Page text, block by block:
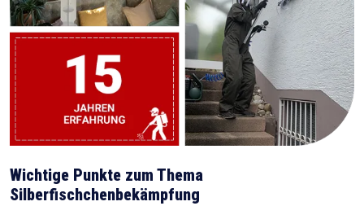
Wichtige Punkte zum Thema
Silberfischchenbekämpfung